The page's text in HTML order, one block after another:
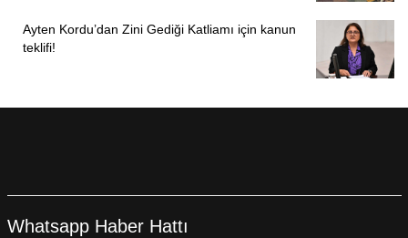
Ayten Kordu’dan Zini Gediği Katliamı için kanun
teklifi!
Whatsapp Haber Hattı